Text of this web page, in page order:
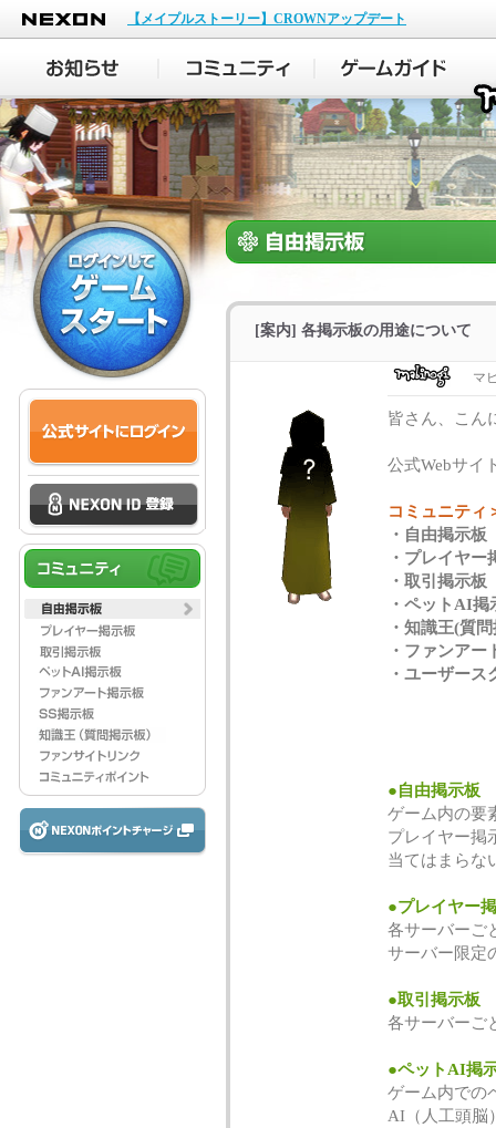
NEXON
【メイプルストーリー】CROWNアップデート
[案内] 各掲示板の用途について
マ
皆さん、こん
公式Webサイ
コミュニティ
・自由掲示板
・プレイヤー
・取引掲示板
・ペットAI掲
・知識王(質
・ファンアー
・ユーザース
●自由掲示板
ゲーム内の要
プレイヤー掲
当てはまらな
●プレイヤー
各サーバーご
サーバー限定
●取引掲示板
各サーバーご
●ペットAI掲
ゲーム内での
AI（人工頭脳